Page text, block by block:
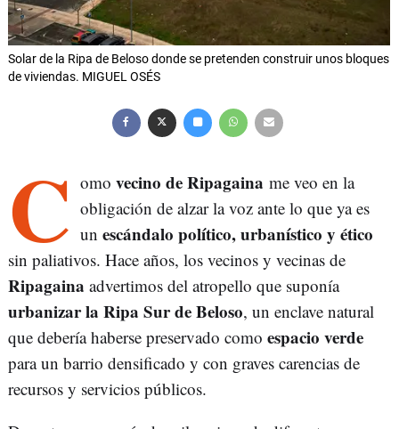
Solar de la Ripa de Beloso donde se pretenden construir unos bloques
de viviendas. MIGUEL OSÉS
C omo vecino de Ripagaina me veo en la
obligación de alzar la voz ante lo que ya es
un escándalo político, urbanístico y ético
sin paliativos. Hace años, los vecinos y vecinas de
Ripagaina advertimos del atropello que suponía
urbanizar la Ripa Sur de Beloso, un enclave natural
que debería haberse preservado como espacio verde
para un barrio densificado y con graves carencias de
recursos y servicios públicos.